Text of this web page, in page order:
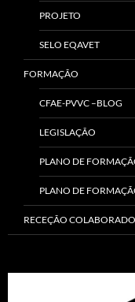
PROJETO
SELO EQAVET
FORMAÇÃO
CFAE-PVVC –BLOG
LEGISLAÇÃO
PLANO DE
PLANO DE
RECEÇÃO